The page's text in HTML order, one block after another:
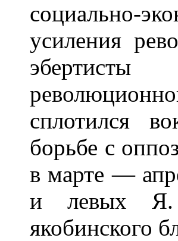
социально-
усиления
сплотился
борьбе с
в марте —
и левых Я.
якобинского